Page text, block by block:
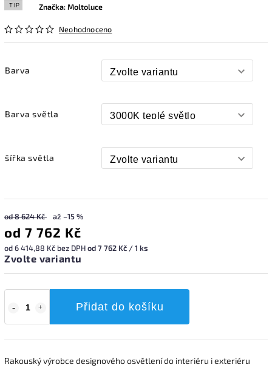
TIP
Neohodnoceno
Značka:Moltoluce
Barva
Barva světla
šířka světla
od 8 624 Kč až –15 %
od 7 762 Kč
od6 414,88 Kč bez DPHod 7 762 Kč / 1 ks
Zvolte variantu
Přidat do košíku
Rakouský výrobce designového osvětlení do interiéru i exteriéru